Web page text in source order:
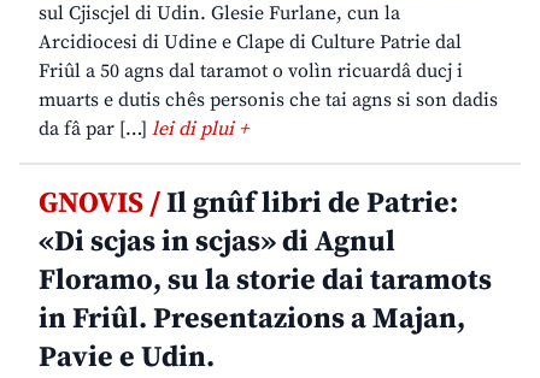
sul Cjiscjel di Udin. Glesie Furlane, cun la
Arcidiocesi di Udine e Clape di Culture Patrie dal
Friûl a 50 agns dal taramot o volìn ricuardâ ducj i
muarts e dutis chês personis che tai agns si son dadis
da fâ par […] lei di plui +
GNOVIS /Il gnûf libri de Patrie:
«Di scjas in scjas» di Agnul
Floramo, su la storie dai taramots
in Friûl. Presentazions a Majan,
Pavie e Udin.